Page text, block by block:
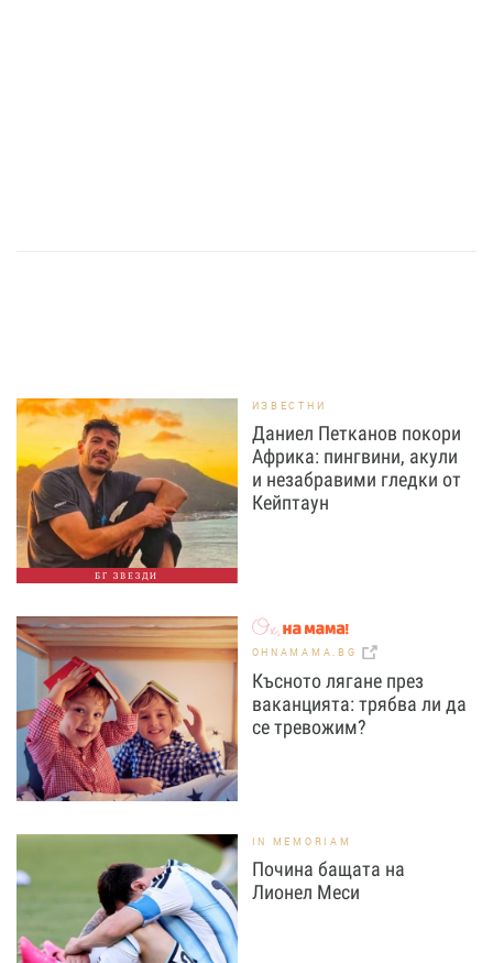
БГ ЗВЕЗДИ
ИЗВЕСТНИ
Даниел Петканов покори
Африка: пингвини, акули
и незабравими гледки от
Кейптаун
OHNAMAMA.BG
Късното лягане през
ваканцията: трябва ли да
се тревожим?
IN MEMORIAM
Почина бащата на
Лионел Меси